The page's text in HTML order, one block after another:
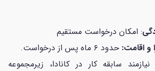
: امکان درخواست مستقیم
و اقامت: حدود ۶ ماه پس از درخواست.
نیازمند سابقه کار در کانادا، زیرمجموعه